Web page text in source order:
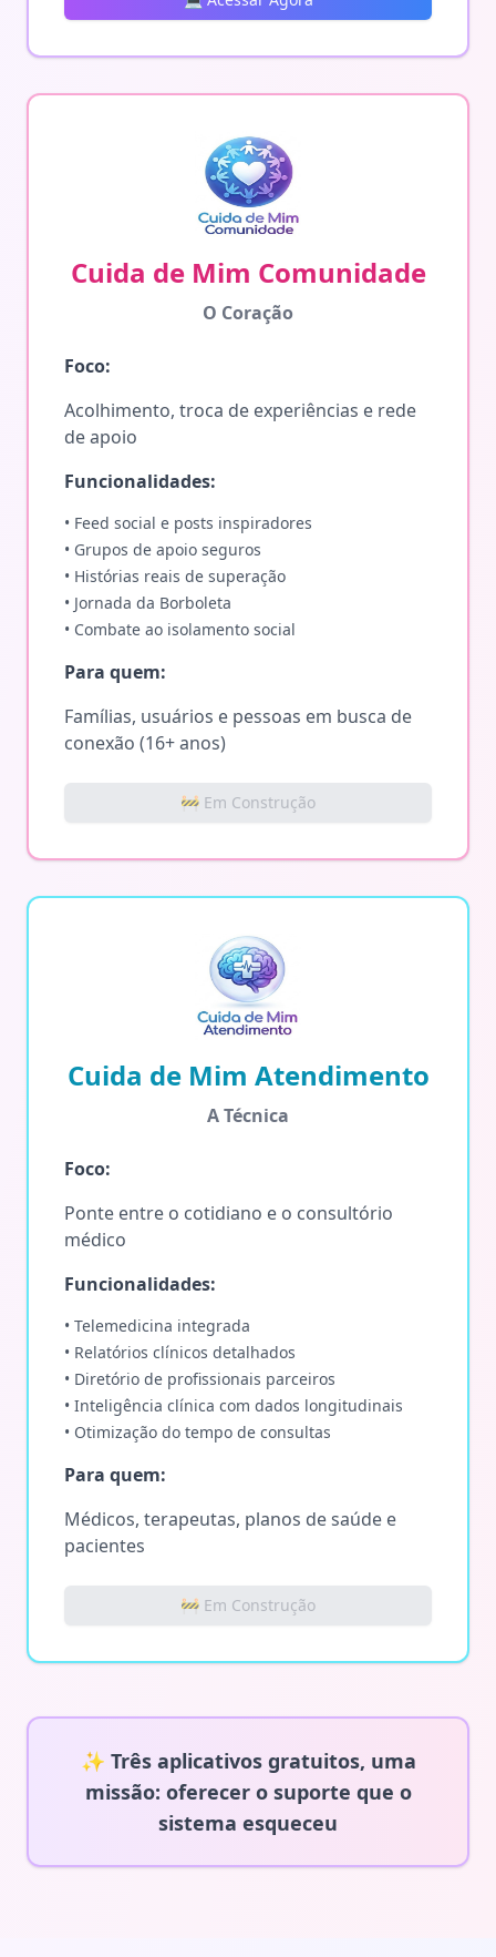
Cuida de Mim Comunidade
O Coração
Foco:
Acolhimento, troca de experiências e rede
de apoio
Funcionalidades:
• Feed social e posts inspiradores
• Grupos de apoio seguros
• Histórias reais de superação
• Jornada da Borboleta
• Combate ao isolamento social
Para quem:
Famílias, usuários e pessoas em busca de
conexão (16+ anos)
🚧 Em Construção
Cuida de Mim Atendimento
A Técnica
Foco:
Ponte entre o cotidiano e o consultório
médico
Funcionalidades:
• Telemedicina integrada
• Relatórios clínicos detalhados
• Diretório de profissionais parceiros
• Inteligência clínica com dados longitudinais
• Otimização do tempo de consultas
Para quem:
Médicos, terapeutas, planos de saúde e
pacientes
🚧 Em Construção
✨ Três aplicativos gratuitos, uma
missão: oferecer o suporte que o
sistema esqueceu